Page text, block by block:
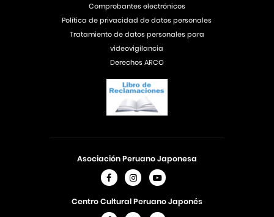
Asociación Peruano Japonesa
Centro Cultural Peruano Japonés
Comprobantes electrónicos
Política de privacidad de datos personales
Tratamiento de datos personales para
videovigilancia
Derechos ARCO